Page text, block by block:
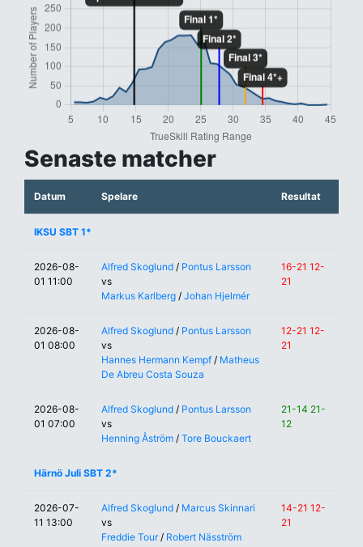
Senaste matcher
Datum Spelare Resultat
IKSU SBT 1*
2026-08-
01 11:00
Alfred Skoglund / Pontus Larsson
vs
Markus Karlberg / Johan Hjelmér
16-21 12-
21
2026-08-
01 08:00
Alfred Skoglund / Pontus Larsson
vs
Hannes Hermann Kempf / Matheus
De Abreu Costa Souza
12-21 12-
21
2026-08-
01 07:00
Alfred Skoglund / Pontus Larsson
vs
Henning Åström / Tore Bouckaert
21-14 21-
12
Härnö Juli SBT 2*
2026-07-
11 13:00
Alfred Skoglund / Marcus Skinnari
vs
Freddie Tour/ Robert Näsström
14-21 12-
21